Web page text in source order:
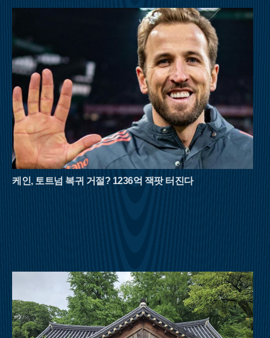
고 있다.충북 영동과 전북 무주, 경북 김천이 맞닿은 민주지산은
이름 그대로 사방에서 사람들이 우러러보는 넉넉한 품을 가졌다.
해발 1,242m의 고산임에도 불구하고 날카로운 암릉 대신 부드러
운 흙길이 이어져 여름철 산행의 피로도를 덜어준다. 특히 북쪽
자락의 물한계곡은 이름처럼 물이 너무 차가워 오래 발을 담그기
힘들 정도로 강력한 냉기를 자랑한다. 하늘이 보이지 않을 만큼
빽빽하게 들어선 원시림은 강렬한 햇볕을 차단해 주며, 삼도봉
정상에 서면 세 갈래의 문화와 방언이 교차하는 화합의 풍경을
마주할 수 있다.백두대간의 웅장한 기운을 느끼고 싶다면 경북
문경과 충북 괴산의 경계에 솟은 대야산이 제격이다. 속리산국립
공원의 비경을 고스란히 간직한 이곳은 거대한 화강암 암릉미가
돋보이는 산이다. 대야산의 여름을 완성하는 것은 단연 용추계곡
과 선유동계곡이다. 오랜 세월 물살이 빚어낸 하트 모양의 용추
폭포는 보는 것만으로도 청량감을 선사하며, 조선 시대 학자 이
덕형이 사랑했던 선유동계곡은 고즈넉한 풍류를 더한다. 육산의
곡을 옮겨놓은 듯한 착각을 불러일으킨다. 좁은 협곡 사이로 불
어오는 차가운 산바람은 외부 기온보다 훨씬 낮은 온도를 유지하
며, 거대한 바위 벽이 천연 차양막 역할을 해 뙤약볕을 효과적으
로 막아준다.강원도 횡성의 청태산은 조선 태조 이성계가 그 푸
른 이끼와 울창한 숲에 반해 이름을 붙였다는 설화가 전해지는
케인, 토트넘 복귀 거절? 1236억 잭팟 터진다